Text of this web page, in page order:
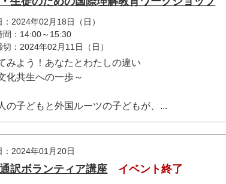
：2024年02月18日（日）
間：14:00～15:30
切：2024年02月11日（日）
みよう！あなたとわたしの違い
化共生への一歩～
の子どもと外国ルーツの子どもが、...
：2024年01月20日
訳ボランティア講座 イベント終了